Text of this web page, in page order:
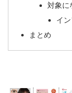
対象に
イ
まとめ